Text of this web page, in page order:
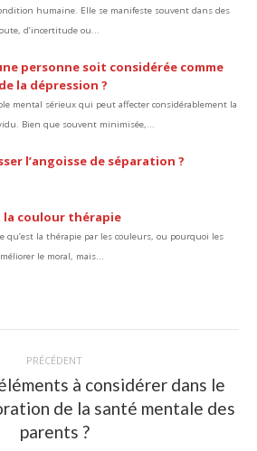
humaine. Elle se manifeste souvent dans des
d’incertitude ou...
personne soit considérée comme
la dépression ?
mental sérieux qui peut affecter considérablement la
Bien que souvent minimisée,...
l’angoisse de séparation ?
la coulour thérapie
qu’est la thérapie par les couleurs, ou pourquoi les
le moral, mais...
PRÉCÉDENT
Article
précédent
:
à considérer dans le
de la santé mentale des
parents ?